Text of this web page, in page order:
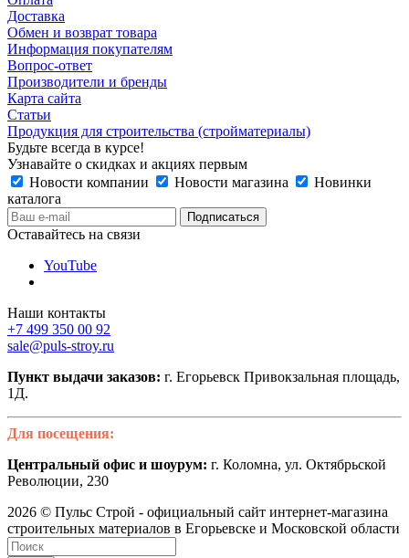
Доставка
Обмен и возврат товара
Информация покупателям
Вопрос-ответ
Производители и бренды
Карта сайта
Статьи
Продукция для строительства (стройматериалы)
Будьте всегда в курсе!
Узнавайте о скидках и акциях первым
Новости компании
Новости магазина
Новинки
каталога
Оставайтесь на связи
YouTube
Наши контакты
+7 499 350 00 92
sale@puls-stroy.ru
Пункт выдачи заказов: г. Егорьевск Привокзальная площадь,
1Д.
Для посещения:
Центральный офис и шоурум: г. Коломна, ул. Октябрьской
Революции, 230
2026 © Пульс Строй - официальный сайт интернет-магазина
строительных материалов в Егорьевске и Московской области